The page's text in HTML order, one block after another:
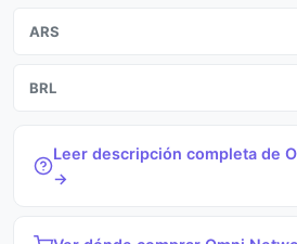
ARS
BRL
Leer descripción completa de
→